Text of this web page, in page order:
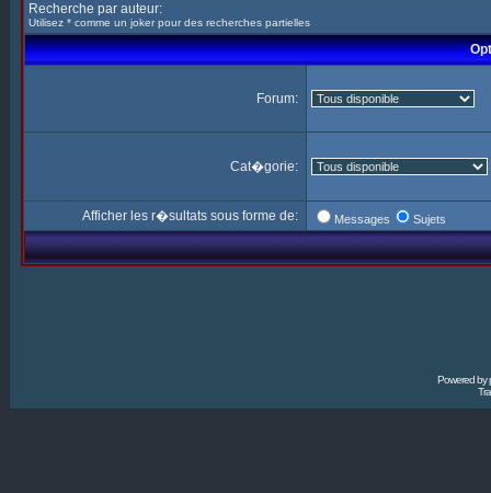
Recherche par auteur:
Utilisez * comme un joker pour des recherches partielles
Forum:
Cat�gorie:
Afficher les r�sultats sous forme de: Messages Sujets
Powered by